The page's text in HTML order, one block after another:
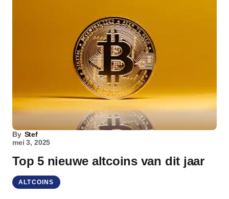
By Stef
mei 3, 2025
Top 5 nieuwe altcoins van dit jaar
ALTCOINS